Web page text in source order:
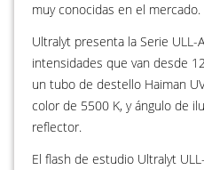
muy conocidas en el mercado.
Ultralyt presenta la Serie ULL-
intensidades que van desde
un tubo de destello Haiman
color de 5500 K, y ángulo de
reflector.
El flash de estudio Ultralyt